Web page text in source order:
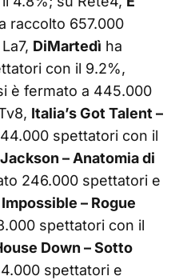
raccolto 657.000
DiMartedì ha
con il 9.2%,
è fermato a 445.000
Italia’s Got Talent –
spettatori con il
– Anatomia di
246.000 spettatori e
– Rogue
spettatori con il
Down – Sotto
spettatori e